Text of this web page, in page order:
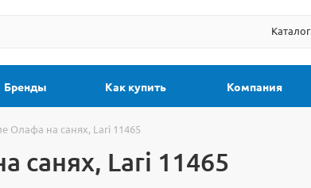
Каталог
Бренды Как купить Компания
Олафа на санях, Lari 11465
санях, Lari 11465